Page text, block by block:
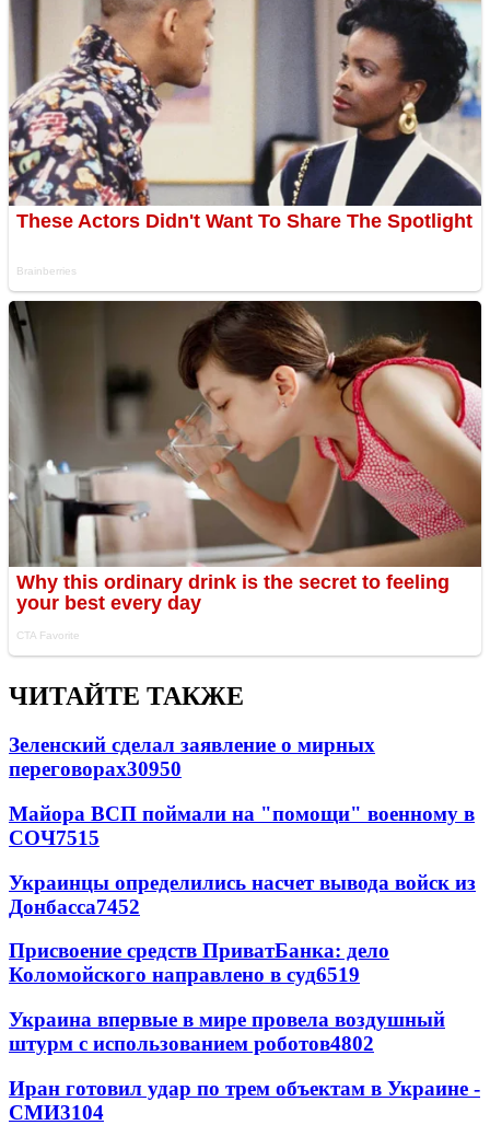
ЧИТАЙТЕ ТАКЖЕ
Зеленский сделал заявление о мирных
переговорах30950
Майора ВСП поймали на "помощи" военному в
СОЧ7515
Украинцы определились насчет вывода войск из
Донбасса7452
Присвоение средств ПриватБанка: дело
Коломойского направлено в суд6519
Украина впервые в мире провела воздушный
штурм с использованием роботов4802
Иран готовил удар по трем объектам в Украине -
СМИ3104